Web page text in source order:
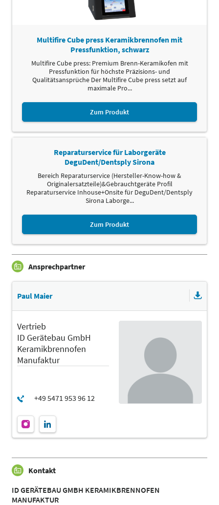
Multifire Cube press Keramikbrennofen mit
Pressfunktion, schwarz
Multifire Cube press: Premium Brenn-Keramikofen mit
Pressfunktion für höchste Präzisions- und
Qualitätsansprüche Der Multifire Cube press setzt auf
maximale Pro...
Zum Produkt
Reparaturservice für Laborgeräte
DeguDent/Dentsply Sirona
Bereich Reparaturservice (Hersteller-Know-how &
Originalersatzteile)&Gebrauchtgeräte Profil
Reparaturservice Inhouse+Onsite für DeguDent/Dentsply
Sirona Laborge...
Zum Produkt
Ansprechpartner
Paul Maier
Vertrieb
ID Gerätebau GmbH
Keramikbrennofen
Manufaktur
Kontakt
ID GERÄTEBAU GMBH KERAMIKBRENNOFEN
MANUFAKTUR